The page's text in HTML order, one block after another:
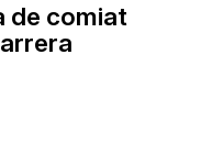
de comiat